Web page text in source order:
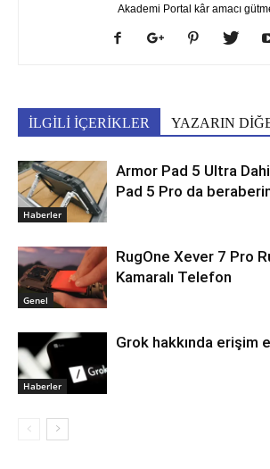
Akademi Portal kâr amacı
İLGİLİ İÇERİKLER YAZARIN
Haberler
Armor Pad 5 Ultra
Pad 5 Pro da
Genel
RugOne Xever 7 Pro
Kamaralı Telefon
Haberler
Grok hakkında erişim